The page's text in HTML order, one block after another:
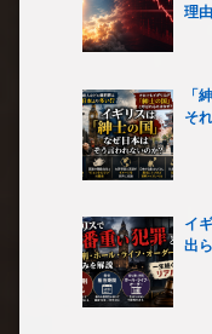
理由
「
そ
イ
出